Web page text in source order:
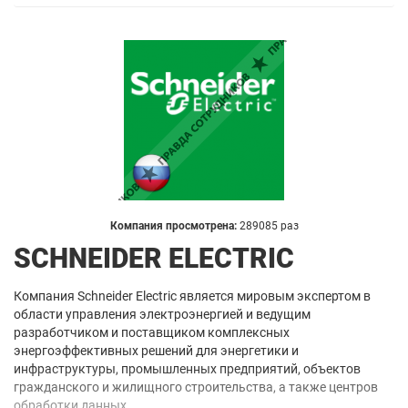
Компания просмотрена: 289085 раз
SCHNEIDER ELECTRIC
Компания Schneider Electric является мировым экспертом в
области управления электроэнергией и ведущим
разработчиком и поставщиком комплексных
энергоэффективных решений для энергетики и
инфраструктуры, промышленных предприятий, объектов
гражданского и жилищного строительства, а также центров